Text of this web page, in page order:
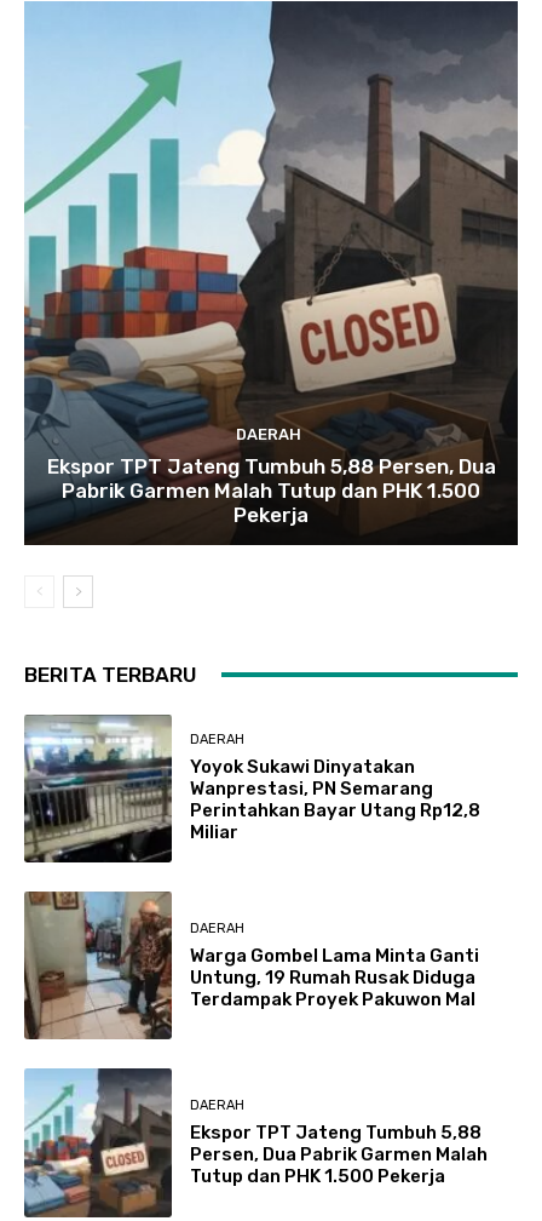
DAERAH
Ekspor TPT Jateng Tumbuh 5,88 Persen, Dua
Pabrik Garmen Malah Tutup dan PHK 1.500
Pekerja
BERITA TERBARU
DAERAH
Yoyok Sukawi Dinyatakan
Wanprestasi, PN Semarang
Perintahkan Bayar Utang Rp12,8
Miliar
DAERAH
Warga Gombel Lama Minta Ganti
Untung, 19 Rumah Rusak Diduga
Terdampak Proyek Pakuwon Mal
DAERAH
Ekspor TPT Jateng Tumbuh 5,88
Persen, Dua Pabrik Garmen Malah
Tutup dan PHK 1.500 Pekerja